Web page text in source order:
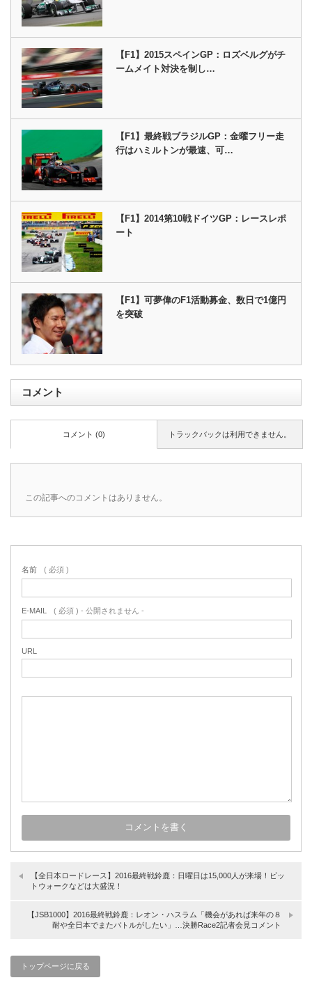
【F1】2015スペインGP：ロズベルグがチ
ームメイト対決を制し…
【F1】最終戦ブラジルGP：金曜フリー走
行はハミルトンが最速、可…
【F1】2014第10戦ドイツGP：レースレポ
ート
【F1】可夢偉のF1活動募金、数日で1億円
を突破
コメント
トラックバックは利用できません。
コメント (0)
この記事へのコメントはありません。
名前 ( 必須 )
E-MAIL ( 必須 ) - 公開されません -
URL
【全日本ロードレース】2016最終戦鈴鹿：日曜日は15,000人が来場！ピッ
トウォークなどは大盛況！
【JSB1000】2016最終戦鈴鹿：レオン・ハスラム「機会があれば来年の８
耐や全日本でまたバトルがしたい」…決勝Race2記者会見コメント
トップページに戻る